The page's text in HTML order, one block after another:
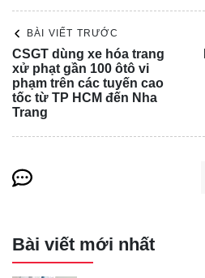
này với từng mẫu xe đều đã có
thời, hiệp hội cũng kiến nghị bãi
xe hoặc lái xe ký cam kết tự
tiện bị hư hỏng trong quá trình
BÀI VIẾT TRƯỚC
CSGT dùng xe hóa trang
xử phạt gần 100 ôtô vi
phạm trên các tuyến cao
tốc từ TP HCM đến Nha
Trang
Bài viết mới nhất